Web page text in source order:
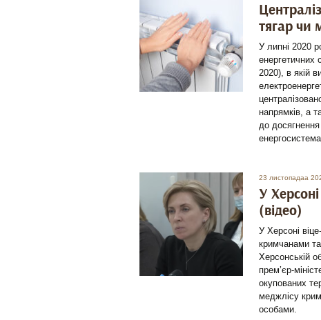
тягар чи
У липні 2020
2020), в якій
напрямків, а
до досягнення
23 листопадаа
У
(відео)
У Херсоні
кримчанами
Херсонській
прем’єр-
окупованих
меджлісу
особами.